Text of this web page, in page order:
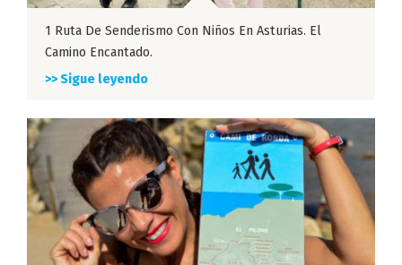
1 Ruta De Senderismo Con Niños En Asturias. El
Camino Encantado.
>> Sigue leyendo